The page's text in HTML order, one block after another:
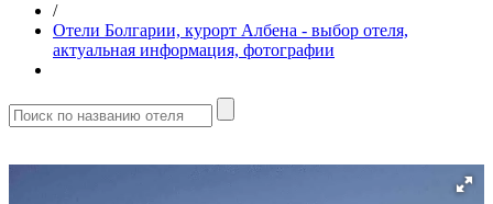
/
Отели Болгарии, курорт Албена - выбор отеля,
актуальная информация, фотографии